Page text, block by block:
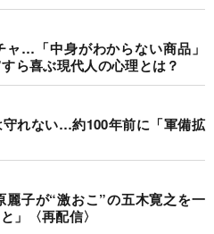
…「中身がわからない商品」
ら喜ぶ現代人の心理とは？
れない…約100年前に「軍備拡
子が“激おこ”の五木寛之を一
」〈再配信〉